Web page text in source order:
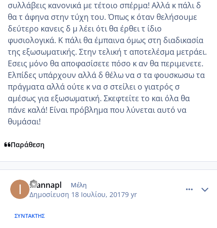
συλλάβεις κανονικά με τέτοιο σπέρμα! Αλλά κ πάλι δ
θα τ άφηνα στην τύχη του. Όπως κ όταν θελήσουμε
δεύτερο κανεις δ μ λέει ότι θα έρθει τ ίδιο
φυσιολογικά. Κ πάλι θα έμπαινα όμως στη διαδικασία
της εξωσωματικής. Στην τελική τ αποτελέσμα μετράει.
Εσεις μόνο θα αποφασίσετε πόσο κ αν θα περιμενετε.
Ελπίδες υπάρχουν αλλά δ θέλω να σ τα φουσκωσω τα
πράγματα αλλά ούτε κ να σ στείλει ο γιατρός σ
αμέσως για εξωσωματική. Σκεφτείτε το και όλα θα
πάνε καλά! Είναι πρόβλημα που λύνεται αυτό να
θυμάσαι!
Παράθεση
ioannapl Μέλη
Δημοσίευση 18 Ιουλίου, 20179 yr
ΣΥΝΤΆΚΤΗΣ